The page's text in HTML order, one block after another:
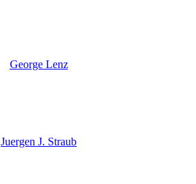
George Lenz
Juergen J. Straub